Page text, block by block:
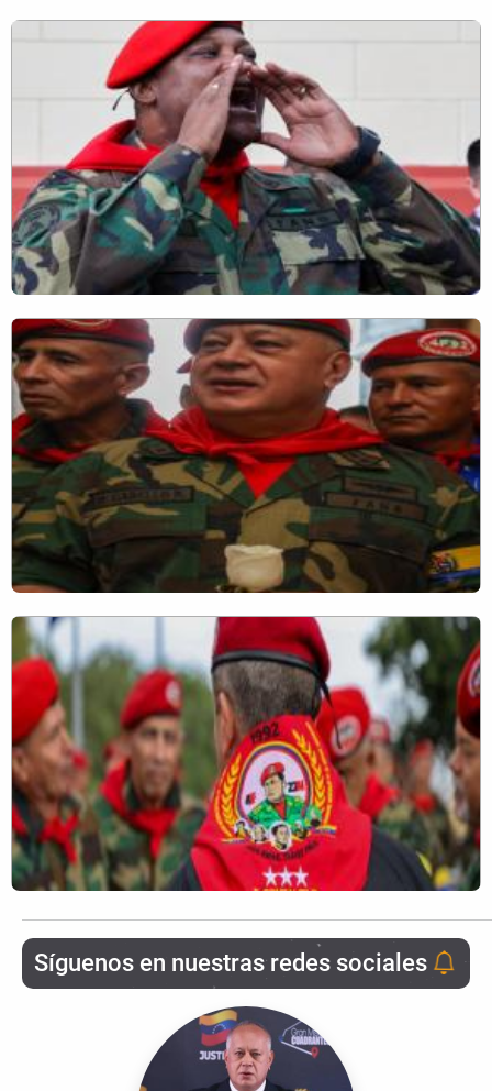
Síguenos en nuestras redes sociales